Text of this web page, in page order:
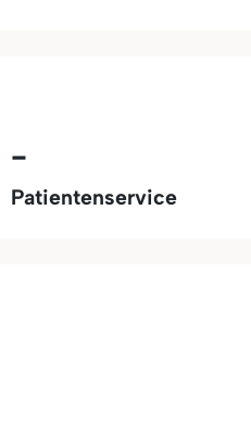
-
Patientenservice